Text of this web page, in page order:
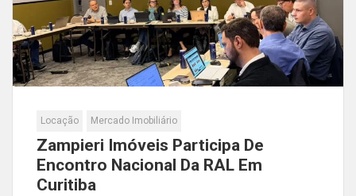
Locação Mercado Imobiliário
Zampieri Imóveis Participa De
Encontro Nacional Da RAL Em
Curitiba